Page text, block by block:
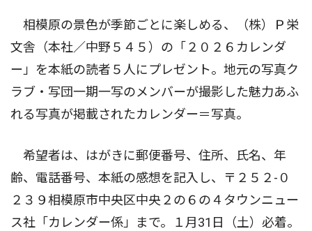
相模原の景色が季節ごとに楽しめる、（株）Ｐ栄
文舎（本社／中野５４５）の「２０２６カレンダ
ー」を本紙の読者５人にプレゼント。地元の写真ク
ラブ・写団一期一写のメンバーが撮影した魅力あふ
れる写真が掲載されたカレンダー＝写真。
希望者は、はがきに郵便番号、住所、氏名、年
齢、電話番号、本紙の感想を記入し、〒２５２-０
２３９相模原市中央区中央２の６の４タウンニュー
ス社「カレンダー係」まで。１月31日（土）必着。